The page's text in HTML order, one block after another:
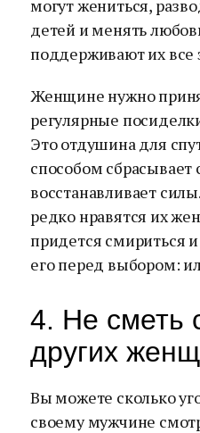
могут жениться,
детей и менять
поддерживают их все
Женщине нужно
регулярные
Это отдушина для
способом сбрасывает
восстанавливает
редко нравятся их
придется смириться
его перед выбором:
4. Не сметь
других
Вы можете сколько
своему мужчине